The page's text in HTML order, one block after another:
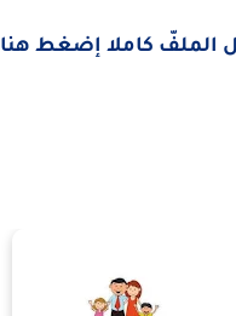
الملفّ كاملا إضغط هنا